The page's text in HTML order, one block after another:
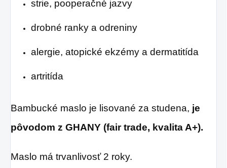
strie, pooperačné jazvy
drobné ranky a odreniny
alergie, atopické ekzémy a dermatitída
artritída
Bambucké maslo je lisované za studena, je
pôvodom z GHANY (fair trade, kvalita A+).
Maslo má trvanlivosť 2 roky.